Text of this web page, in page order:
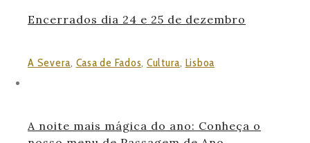
Encerrados dia 24 e 25 de dezembro
A Severa, Casa de Fados, Cultura, Lisboa
A noite mais mágica do ano: Conheça o